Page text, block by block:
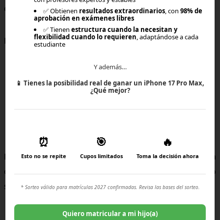
entornos muy difíciles.
La educación online inclusiva permite:
clases con menos estímulos,
espacios sin ruido,
seguimiento emocional,
El colegio online inclusivo para TEA o TDAH ofrece una
oportunidad de aprender realmente sin que el entorno
sea un obstáculo.
✅ Obtienen resultados extraordinarios, con98% de
aprobación en exámenes libres
✅ Tienenestructura cuando la necesitan y
flexibilidad cuando lo requieren, adaptándose a cada
estudiante
Y además…
📱 Tienes la posibilidad real de ganar un iPhone 17 Pro Max,
¿Qué mejor?
⏰
Esto no se repite
🎯
Cupos limitados
🔥
Toma la decisión ahora
* Sorteo válido para matrículas 2027 confirmadas. Revisa las bases del sorteo.
Quiero matricular a mi hijo(a)